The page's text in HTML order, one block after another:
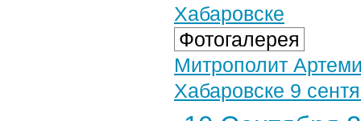
Хабаровске
Фотогалерея
Митрополит
Хабаровске 9